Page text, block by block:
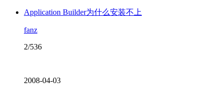
Application Builder为什么安装不上
fanz
2/536
2008-04-03